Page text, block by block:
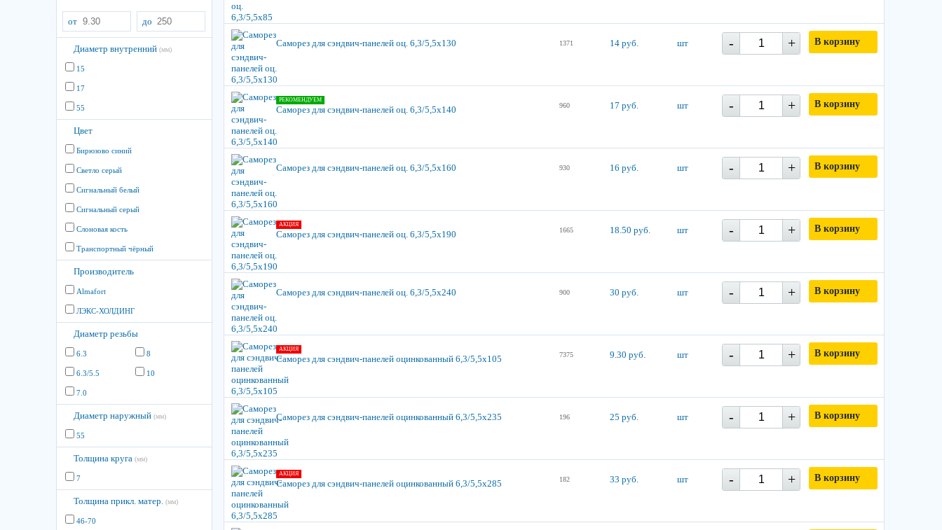
от до
Диаметр внутренний (мм)
15
17
55
Цвет
Бирюзово синий
Светло серый
Сигнальный белый
Сигнальный серый
Слоновая кость
Транспортный чёрный
Производитель
Almafort
ЛЭКС-ХОЛДИНГ
Диаметр резьбы
6.3
6.3/5.5
7.0
8
10
Диаметр наружный (мм)
55
Толщина круга (мм)
7
Толщина прикл. матер. (мм)
46-70
Саморез для сэндвич-панелей оц. 6,3/5,5х130 1371 14 руб. шт - + В корзину
РЕКОМЕНДУЕМ
Саморез для сэндвич-панелей оц. 6,3/5,5х140 960 17 руб. шт - + В корзину
Саморез для сэндвич-панелей оц. 6,3/5,5х160 930 16 руб. шт - + В корзину
АКЦИЯ
Саморез для сэндвич-панелей оц. 6,3/5,5х190 1665 18.50 руб. шт - + В корзину
Саморез для сэндвич-панелей оц. 6,3/5,5х240 900 30 руб. шт - + В корзину
АКЦИЯ
Саморез для сэндвич-панелей оцинкованный 6,3/5,5х105 7375 9.30 руб. шт - + В корзину
Саморез для сэндвич-панелей оцинкованный 6,3/5,5х235 196 25 руб. шт - + В корзину
АКЦИЯ
Саморез для сэндвич-панелей оцинкованный 6,3/5,5х285 182 33 руб. шт - + В корзину